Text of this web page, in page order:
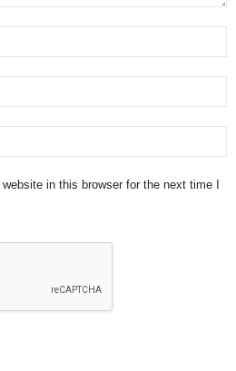
in this browser for the next time I